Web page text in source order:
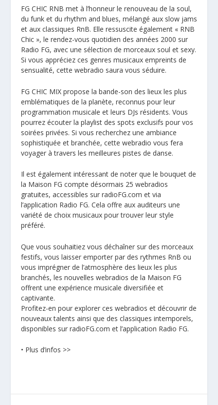
FG CHIC RNB met à l’honneur le renouveau de la soul,
du funk et du rhythm and blues, mélangé aux slow jams
et aux classiques RnB. Elle ressuscite également « RNB
Chic », le rendez-vous quotidien des années 2000 sur
Radio FG, avec une sélection de morceaux soul et sexy.
Si vous appréciez ces genres musicaux empreints de
sensualité, cette webradio saura vous séduire.
FG CHIC MIX propose la bande-son des lieux les plus
emblématiques de la planète, reconnus pour leur
programmation musicale et leurs DJs résidents. Vous
pourrez écouter la playlist des spots exclusifs pour vos
soirées privées. Si vous recherchez une ambiance
sophistiquée et branchée, cette webradio vous fera
voyager à travers les meilleures pistes de danse.
Il est également intéressant de noter que le bouquet de
la Maison FG compte désormais 25 webradios
gratuites, accessibles sur radioFG.com et via
l’application Radio FG. Cela offre aux auditeurs une
variété de choix musicaux pour trouver leur style
préféré.
Que vous souhaitiez vous déchaîner sur des morceaux
festifs, vous laisser emporter par des rythmes RnB ou
vous imprégner de l’atmosphère des lieux les plus
branchés, les nouvelles webradios de la Maison FG
offrent une expérience musicale diversifiée et
captivante.
Profitez-en pour explorer ces webradios et découvrir de
nouveaux talents ainsi que des classiques intemporels,
disponibles sur radioFG.com et l’application Radio FG.
• Plus d’infos >>